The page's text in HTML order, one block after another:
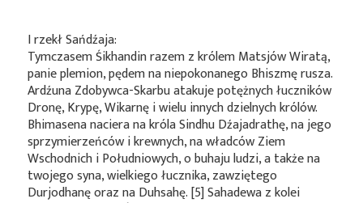
I rzekł Sańdźaja:
Tymczasem Śikhandin razem z królem Matsjów Wiratą,
panie plemion, pędem na niepokonanego Bhiszmę rusza.
Ardźuna Zdobywca-Skarbu atakuje potężnych łuczników
Dronę, Krypę, Wikarnę i wielu innych dzielnych królów.
Bhimasena naciera na króla Sindhu Dźajadrathę, na jego
sprzymierzeńców i krewnych, na władców Ziem
Wschodnich i Południowych, o buhaju ludzi, a także na
twojego syna, wielkiego łucznika, zawziętego
Durjodhanę oraz na Duhsahę. [5] Sahadewa z kolei